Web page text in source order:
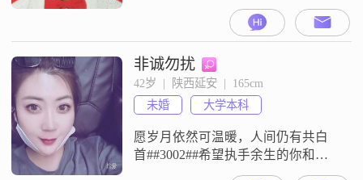
非诚勿扰
42岁  |  陕西延安  |  165cm
未婚
大学本科
愿岁月依然可温暖，人间仍有共白
首##3002##希望执手余生的你和我
三观一致，对待彼此忠诚##3001##